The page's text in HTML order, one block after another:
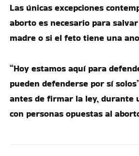
Las únicas excepciones
aborto es necesario para
madre o si el feto tiene una
“Hoy estamos aquí para
pueden defenderse por sí
antes de firmar la ley, durante
con personas opuestas al